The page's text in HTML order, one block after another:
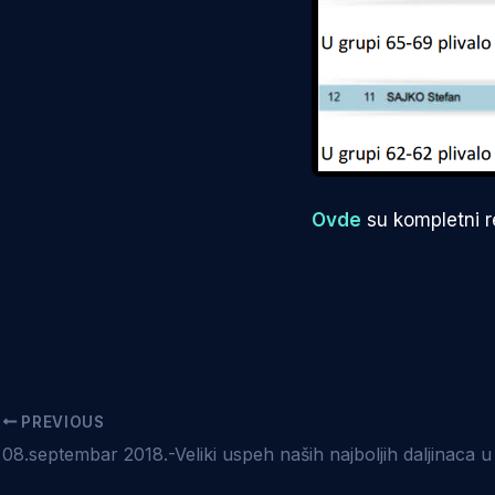
Ovde su kompletni
PREVIOUS